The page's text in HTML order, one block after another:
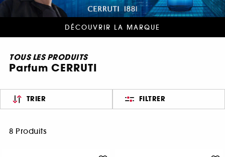
DÉCOUVRIR LA MARQUE
TOUS LES PRODUITS
Parfum CERRUTI
TRIER FILTRER
8 Produits